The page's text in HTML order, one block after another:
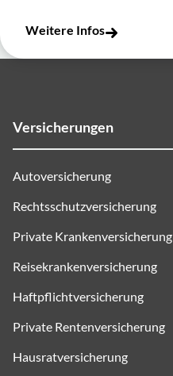
Weitere Infos
Versicherungen
Autoversicherung
Rechtsschutzversicherung
Private Krankenversicherung
Reisekrankenversicherung
Haftpflichtversicherung
Private Rentenversicherung
Hausratversicherung